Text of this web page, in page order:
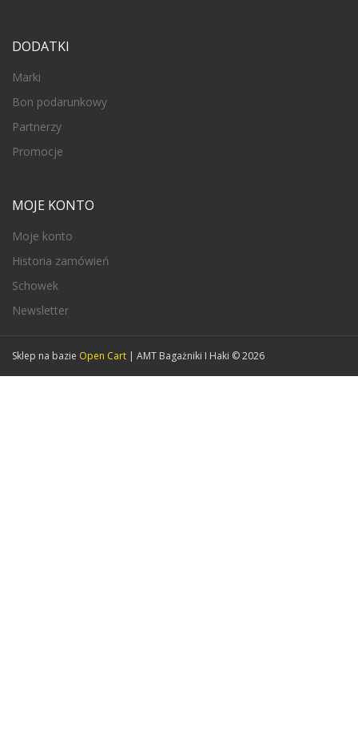
DODATKI
Marki
Bon podarunkowy
Partnerzy
Promocje
MOJE KONTO
Moje konto
Historia zamówień
Schowek
Newsletter
Sklep na bazie Open Cart | AMT Bagażniki I Haki © 2026